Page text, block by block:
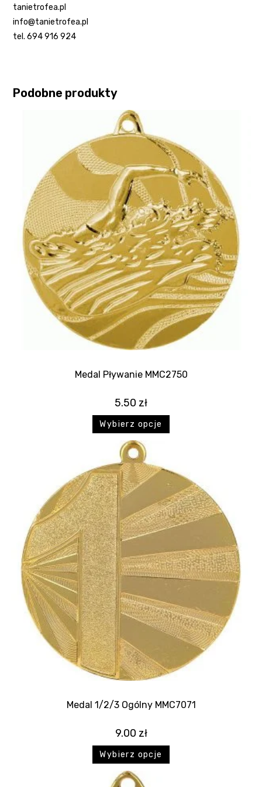
tanietrofea.pl
info@tanietrofea.pl
tel. 694 916 924
Podobne produkty
Medal Pływanie MMC2750
5.50 zł
Wybierz opcje
Medal 1/2/3 Ogólny MMC7071
9.00 zł
Wybierz opcje